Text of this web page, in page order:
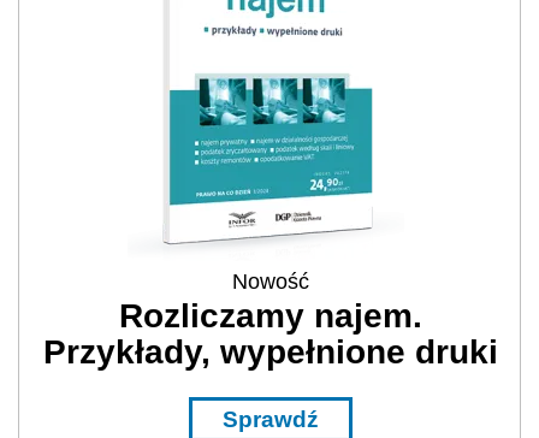
Nowość
Rozliczamy najem.
Przykłady, wypełnione druki
Sprawdź